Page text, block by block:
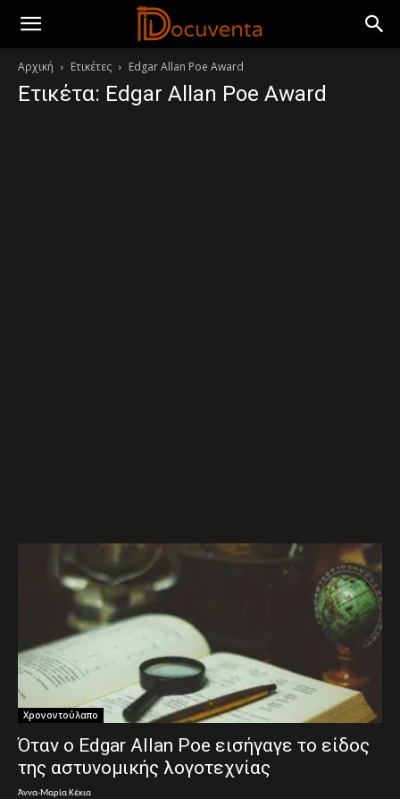
Αρχική Ετικέτες Edgar Allan Poe Award
Ετικέτα: Edgar Allan Poe Award
Χρονοντούλαπο
Όταν ο Edgar Allan Poe εισήγαγε το είδος
της αστυνομικής λογοτεχνίας
Άννα-Μαρία Κέκια